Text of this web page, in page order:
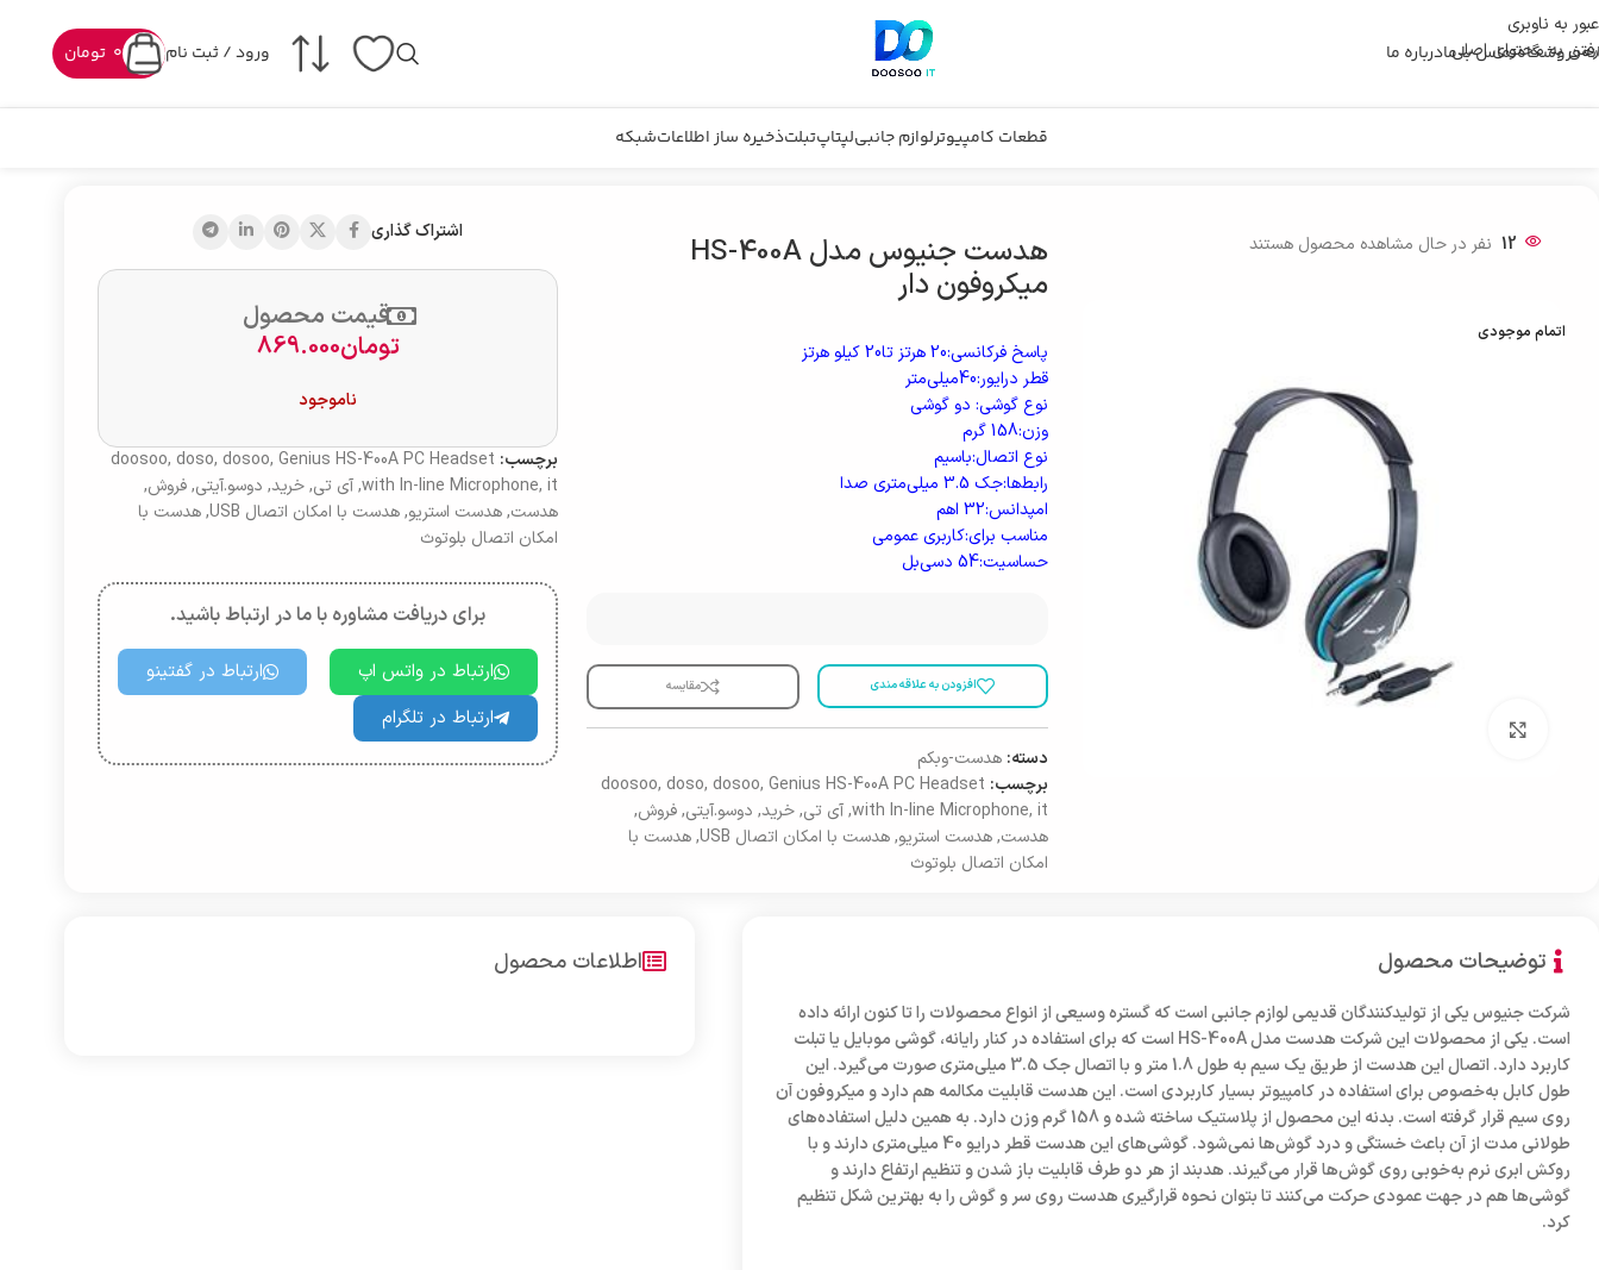
عبور به ناوبری
رفتن به محتوای اصلی
فروشگاهتماس با مادرباره ما ورود / ثبت نام تومان 0
قطعات کامپیوترلوازم جانبیلپتاپتبلتذخیره ساز اطلاعاتشبکه
12 نفر در حال مشاهده محصول هستند
اتمام موجودی
هدست جنیوس مدل HS-400A
میکروفون دار
پاسخ فرکانسی:20 هرتز تا20 کیلو هرتز
قطر درایور:40میلی‌متر
نوع گوشی: دو گوشی
وزن:158 گرم
نوع اتصال:باسیم
رابط‌ها:جک 3.5 میلی‌متری صدا
امپدانس:32 اهم
مناسب برای:کاربری عمومی
حساسیت:54 دسی‌بل
افزودن به علاقه مندی مقایسه
دسته: هدست-وبکم
برچسب:
doosoo, doso, dosoo, Genius HS-400A PC Headset
with In-line Microphone, it
, آی تی, خرید, دوسو.آیتی, فروش,
هدست, هدست استریو, هدست با امکان اتصال USB , هدست با
امکان اتصال بلوتوث
اشتراک گذاری
قیمت محصول
تومان869.000
ناموجود
برچسب: doosoo, doso, dosoo, Genius HS-400A PC Headset
with In-line Microphone, it
, آی تی, خرید, دوسو.آیتی, فروش,
هدست, هدست استریو, هدست با امکان اتصال USB , هدست با
امکان اتصال بلوتوث
برای دریافت مشاوره با ما در ارتباط باشید.
ارتباط در واتس اپ
ارتباط در گفتینو
ارتباط در تلگرام
توضیحات محصول
شرکت جنیوس یکی از تولیدکنندگان قدیمی لوازم جانبی است که گستره وسیعی از انواع محصولات را تا کنون ارائه داده
است. یکی از محصولات این شرکت هدست مدل HS-400A است که برای استفاده در کنار رایانه، گوشی موبایل یا تبلت
کاربرد دارد. اتصال این هدست از طریق یک سیم به طول 1.8 متر و با اتصال جک 3.5 میلی‌متری صورت می‌گیرد. این
طول کابل به‌خصوص برای استفاده در کامپیوتر بسیار کاربردی است. این هدست قابلیت مکالمه هم دارد و میکروفون آن
روی سیم قرار گرفته است. بدنه این محصول از پلاستیک ساخته شده و 158 گرم وزن دارد. به همین دلیل استفاده‌های
طولانی مدت از آن باعث خستگی و درد گوش‌ها نمی‌شود. گوشی‌های این هدست قطر درایو 40 میلی‌متری دارند و با
روکش ابری نرم به‌خوبی روی گوش‌ها قرار می‌گیرند. هدبند از هر دو طرف قابلیت باز شدن و تنظیم ارتفاع دارند و
گوشی‌ها هم در جهت عمودی حرکت می‌کنند تا بتوان نحوه قرارگیری هدست روی سر و گوش را به بهترین شکل تنظیم
کرد.
اطلاعات محصول